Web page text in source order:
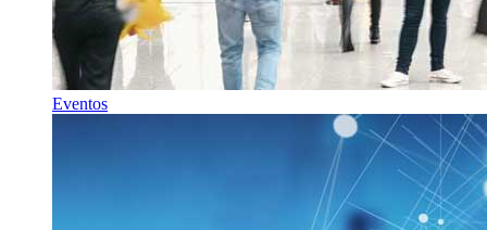
Eventos